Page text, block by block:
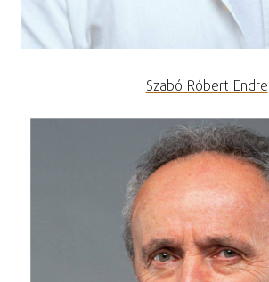
Szabó Róbert Endre